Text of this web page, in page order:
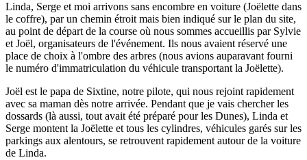
Linda, Serge et moi arrivons sans encombre en voiture (Joëlette dans
le coffre), par un chemin étroit mais bien indiqué sur le plan du site,
au point de départ de la course où nous sommes accueillis par Sylvie
et Joël, organisateurs de l'événement. Ils nous avaient réservé une
place de choix à l'ombre des arbres (nous avions auparavant fourni
le numéro d'immatriculation du véhicule transportant la Joëlette).
Joël est le papa de Sixtine, notre pilote, qui nous rejoint rapidement
avec sa maman dès notre arrivée. Pendant que je vais chercher les
dossards (là aussi, tout avait été préparé pour les Dunes), Linda et
Serge montent la Joëlette et tous les cylindres, véhicules garés sur les
parkings aux alentours, se retrouvent rapidement autour de la voiture
de Linda.